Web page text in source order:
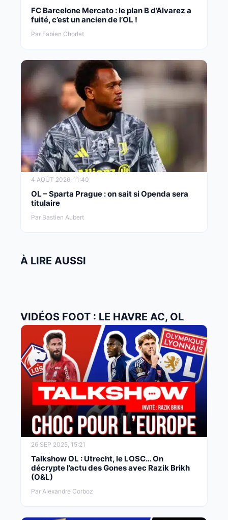
FC Barcelone Mercato : le plan B d’Alvarez a
fuité, c’est un ancien de l’OL !
Par Fabien Chorlet
4 AOÛT 2026, 11:40
OL – Sparta Prague : on sait si Openda sera
titulaire
Par Bastien Aubert
À LIRE AUSSI
VIDÉOS FOOT : LE HAVRE AC, OL
26 SEP 2025, 15:21
Talkshow OL : Utrecht, le LOSC… On
décrypte l’actu des Gones avec Razik Brikh
(O&L)
Par Alexandre Corboz